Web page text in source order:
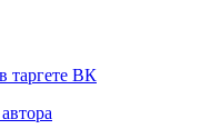
таргете ВК